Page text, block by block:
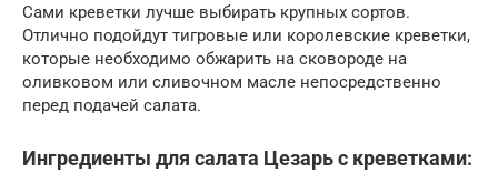
Сами креветки лучше выбирать крупных сортов.
Отлично подойдут тигровые или королевские креветки,
которые необходимо обжарить на сковороде на
оливковом или сливочном масле непосредственно
перед подачей салата.
Ингредиенты для салата Цезарь с креветками: